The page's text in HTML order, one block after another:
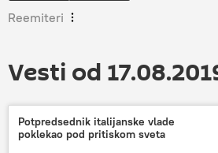
Reemiteri
Vesti od
Potpredsednik italijanske vlade
poklekao pod pritiskom sveta